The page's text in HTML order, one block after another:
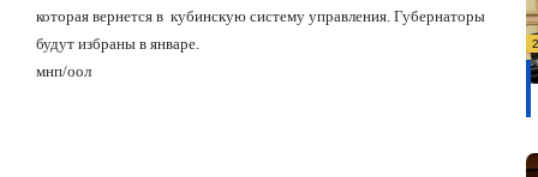
которая вернется в кубинскую систему управления. Губернаторы
будут избраны в январе.
мнп/оол